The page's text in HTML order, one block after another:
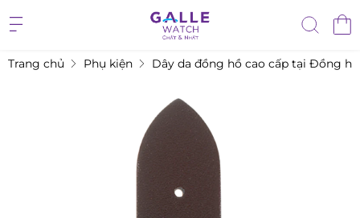
Trang chủ Phụ kiện Dây da đồng hồ cao cấp tại Đồng